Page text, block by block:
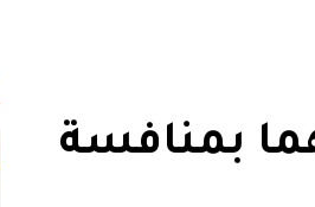
بمنافسة